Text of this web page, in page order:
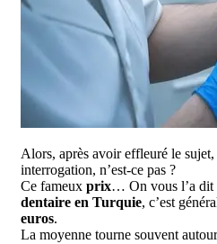
Alors, après avoir effleuré le
interrogation, n’est-ce pas ?
Ce fameux prix… On vous l’a dit
dentaire en Turquie, c’est
euros.
La moyenne tourne souvent